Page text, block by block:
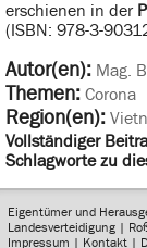
erschienen in der
(ISBN: 978-3-
Autor(en): Mag.
Themen: Corona
Region(en):
Vollständiger
Schlagworte zu
Eigentümer und
Landesverteidigung |
Impressum | Kontakt |